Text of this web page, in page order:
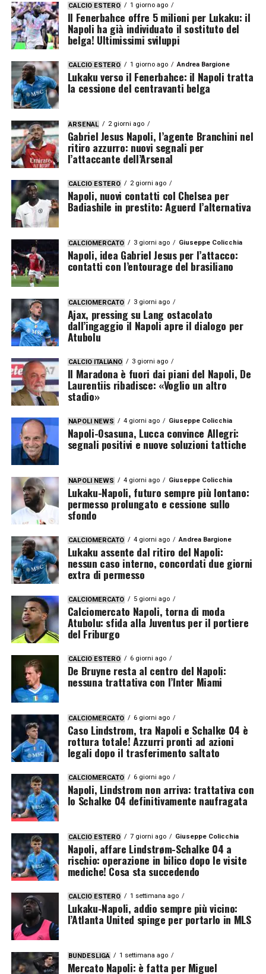
CALCIO ESTERO 1 giorno ago
Il Fenerbahce offre 5 milioni per Lukaku: il
Napoli ha già individuato il sostituto del
belga! Ultimissimi sviluppi
CALCIO ESTERO 1 giorno ago Andrea Bargione
Lukaku verso il Fenerbahce: il Napoli tratta
la cessione del centravanti belga
ARSENAL 2 giorni ago
Gabriel Jesus Napoli, l’agente Branchini nel
ritiro azzurro: nuovi segnali per
l’attaccante dell’Arsenal
CALCIO ESTERO 2 giorni ago
Napoli, nuovi contatti col Chelsea per
Badiashile in prestito: Aguerd l’alternativa
CALCIOMERCATO 3 giorni ago Giuseppe Colicchia
Napoli, idea Gabriel Jesus per l’attacco:
contatti con l’entourage del brasiliano
CALCIOMERCATO 3 giorni ago
Ajax, pressing su Lang ostacolato
dall’ingaggio il Napoli apre il dialogo per
Atubolu
CALCIO ITALIANO 3 giorni ago
Il Maradona è fuori dai piani del Napoli, De
Laurentiis ribadisce: «Voglio un altro
stadio»
NAPOLI NEWS 4 giorni ago Giuseppe Colicchia
Napoli-Osasuna, Lucca convince Allegri:
segnali positivi e nuove soluzioni tattiche
NAPOLI NEWS 4 giorni ago Giuseppe Colicchia
Lukaku-Napoli, futuro sempre più lontano:
permesso prolungato e cessione sullo
sfondo
CALCIOMERCATO 4 giorni ago Andrea Bargione
Lukaku assente dal ritiro del Napoli:
nessun caso interno, concordati due giorni
extra di permesso
CALCIOMERCATO 5 giorni ago
Calciomercato Napoli, torna di moda
Atubolu: sfida alla Juventus per il portiere
del Friburgo
CALCIO ESTERO 6 giorni ago
De Bruyne resta al centro del Napoli:
nessuna trattativa con l’Inter Miami
CALCIOMERCATO 6 giorni ago
Caso Lindstrom, tra Napoli e Schalke 04 è
rottura totale! Azzurri pronti ad azioni
legali dopo il trasferimento saltato
CALCIOMERCATO 6 giorni ago
Napoli, Lindstrom non arriva: trattativa con
lo Schalke 04 definitivamente naufragata
CALCIO ESTERO 7 giorni ago Giuseppe Colicchia
Napoli, affare Lindstrøm-Schalke 04 a
rischio: operazione in bilico dopo le visite
mediche! Cosa sta succedendo
CALCIO ESTERO 1 settimana ago
Lukaku-Napoli, addio sempre più vicino:
l’Atlanta United spinge per portarlo in MLS
BUNDESLIGA 1 settimana ago
Mercato Napoli: è fatta per Miguel